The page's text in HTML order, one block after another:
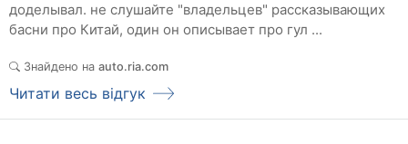
доделывал. не слушайте "владельцев" рассказывающих
басни про Китай, один он описывает про гул ...
Знайдено на auto.ria.com
Читати весь відгук